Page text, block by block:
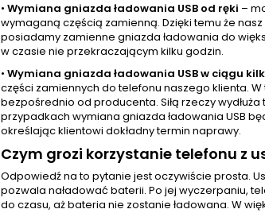
• Wymiana gniazda ładowania USB od ręki –
wymaganą częścią zamienną. Dzięki temu że
posiadamy zamienne gniazda ładowania do
w czasie nie przekraczającym kilku godzin.
• Wymiana gniazda ładowania USB w ciągu
części zamiennych do telefonu naszego klienta.
bezpośrednio od producenta. Siłą rzeczy
przypadkach wymiana gniazda ładowania USB
określając klientowi dokładny termin naprawy.
Czym grozi korzystanie telefonu z
Odpowiedź na to pytanie jest oczywiście prosta.
pozwala naładować baterii. Po jej wyczerpaniu,
do czasu, aż bateria nie zostanie ładowana. W